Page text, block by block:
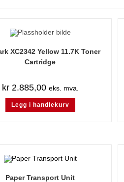
XC2342 Yellow 11.7K Toner
Cartridge
kr2.885,00 eks. mva.
Legg i handlekurv
Paper Transport Unit